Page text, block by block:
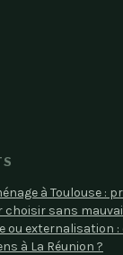
à Toulouse :
choisir sans
ou externalisation
à La Réunion ?